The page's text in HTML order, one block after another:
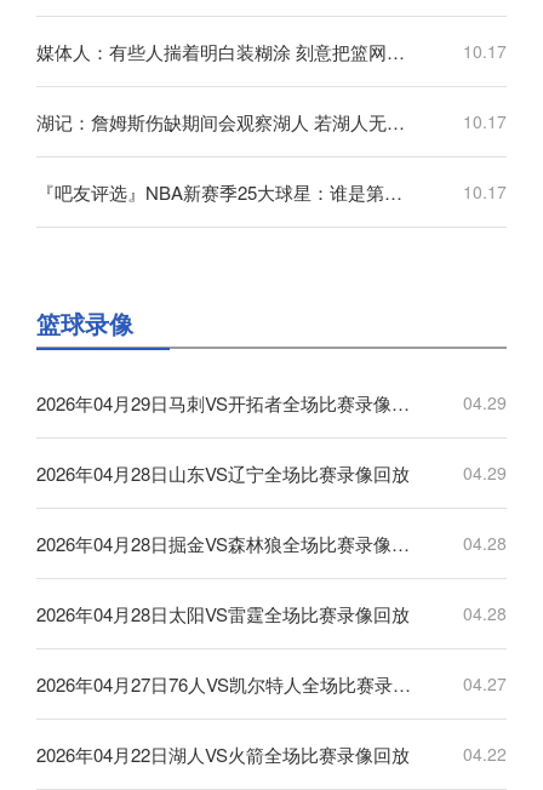
媒体人：有些人揣着明白装糊涂 刻意把篮网主教练形容成一个恶人 10.17
湖记：詹姆斯伤缺期间会观察湖人 若湖人无法赢球他可能会离开 10.17
『吧友评选』NBA新赛季25大球星：谁是第四小前锋？ 10.17
篮球录像
2026年04月29日马刺VS开拓者全场比赛录像回放 04.29
2026年04月28日山东VS辽宁全场比赛录像回放 04.29
2026年04月28日掘金VS森林狼全场比赛录像回放 04.28
2026年04月28日太阳VS雷霆全场比赛录像回放 04.28
2026年04月27日76人VS凯尔特人全场比赛录像回放 04.27
2026年04月22日湖人VS火箭全场比赛录像回放 04.22